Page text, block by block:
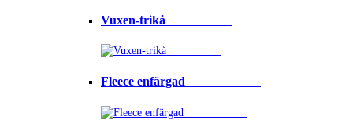
Vuxen-trikå⠀⠀⠀⠀⠀⠀⠀
Fleece enfärgad⠀⠀⠀⠀⠀⠀⠀⠀